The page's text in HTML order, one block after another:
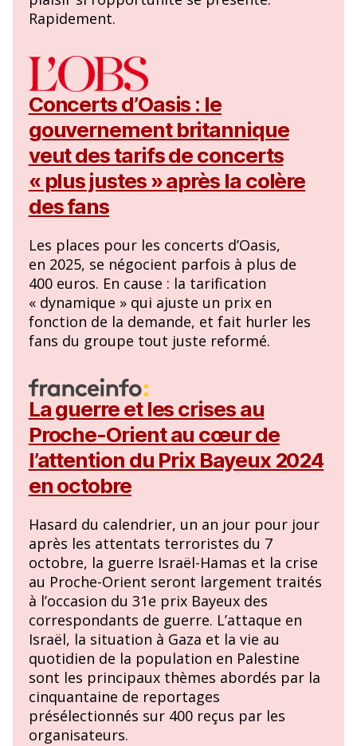
Rapidement.
Concerts d’Oasis : le
gouvernement britannique
veut des tarifs de concerts
« plus justes » après la colère
des fans
Les places pour les concerts d’Oasis,
en 2025, se négocient parfois à plus de
400 euros. En cause : la tarification
« dynamique » qui ajuste un prix en
fonction de la demande, et fait hurler les
fans du groupe tout juste reformé.
La guerre et les crises au
Proche-Orient au cœur de
l’attention du Prix Bayeux 2024
en octobre
Hasard du calendrier, un an jour pour jour
après les attentats terroristes du 7
octobre, la guerre Israël-Hamas et la crise
au Proche-Orient seront largement traités
à l’occasion du 31e prix Bayeux des
correspondants de guerre. L’attaque en
Israël, la situation à Gaza et la vie au
quotidien de la population en Palestine
sont les principaux thèmes abordés par la
cinquantaine de reportages
présélectionnés sur 400 reçus par les
organisateurs.